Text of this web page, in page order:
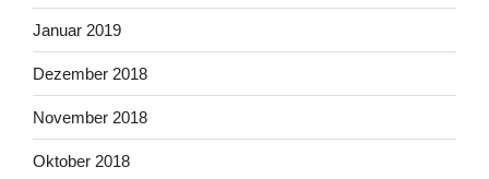
Januar 2019
Dezember 2018
November 2018
Oktober 2018